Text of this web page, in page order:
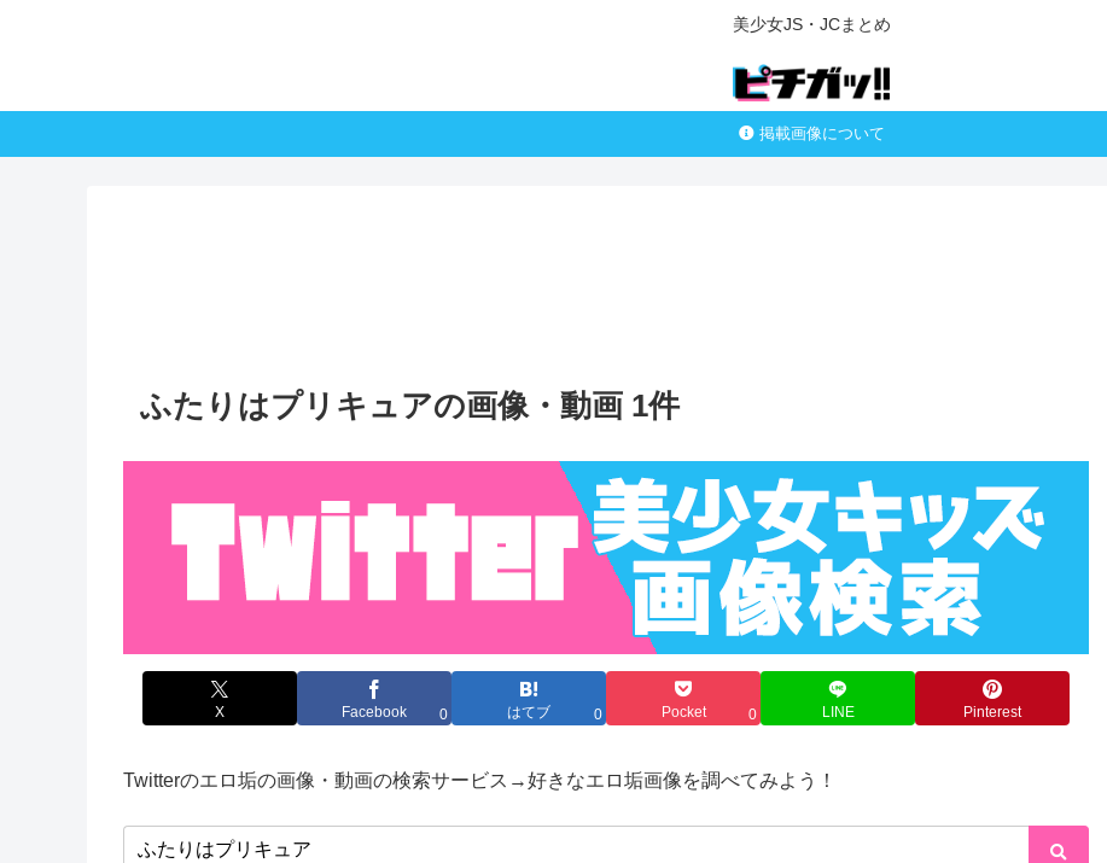
美少女JS・JCまとめ
掲載画像について
ふたりはプリキュアの画像・動画 1件
X Facebook 0 はてブ 0 Pocket 0 LINE Pinterest
Twitterのエロ垢の画像・動画の検索サービス→好きなエロ垢画像を調べてみよう！